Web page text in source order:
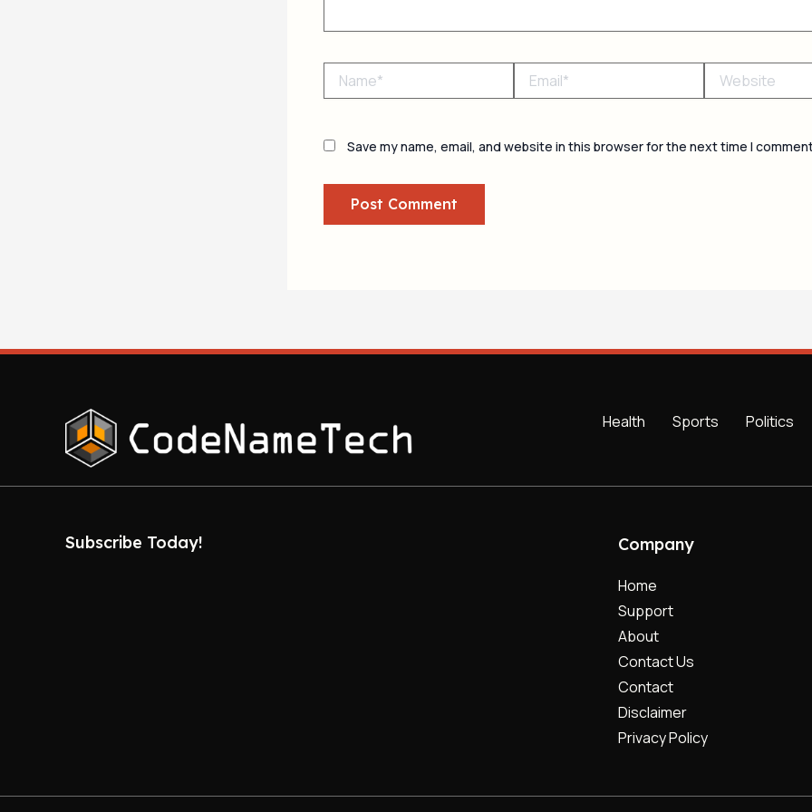
Save my name, email, and website in this browser for the next time I
Health Sports Politics
Subscribe Today! Company
Home
Support
About
Contact Us
Contact
Disclaimer
Privacy Policy